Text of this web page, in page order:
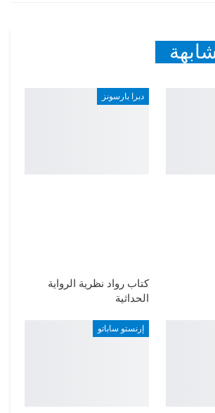
دبرا بارسونز
كتاب رواد نظرية الرواية
الحداثية
إرنستو ساباتو